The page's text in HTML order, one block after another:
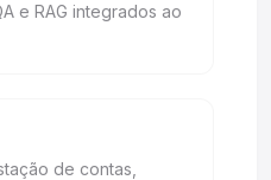
e RAG integrados ao
de contas,